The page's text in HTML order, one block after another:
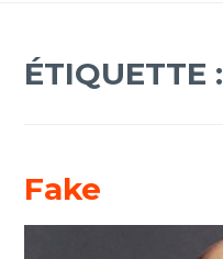
ÉTIQUETTE :
Fake